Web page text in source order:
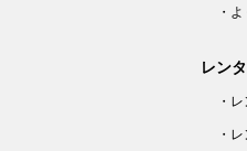
・
レン
・
・